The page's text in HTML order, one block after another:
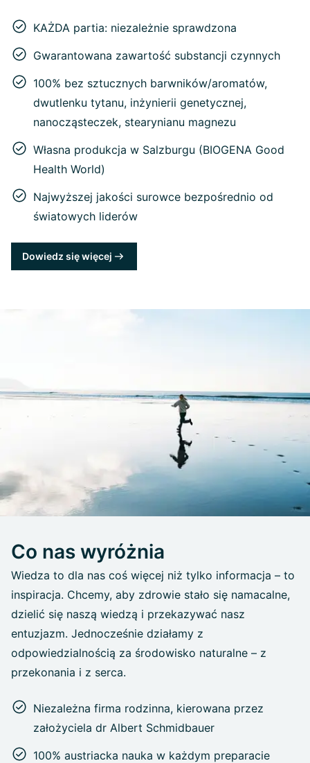
KAŻDA partia: niezależnie sprawdzona
Gwarantowana zawartość substancji czynnych
100% bez sztucznych barwników/aromatów,
dwutlenku tytanu, inżynierii genetycznej,
nanocząsteczek, stearynianu magnezu
Własna produkcja w Salzburgu (BIOGENA Good
Health World)
Najwyższej jakości surowce bezpośrednio od
światowych liderów
Dowiedz się więcej
Co nas wyróżnia
Wiedza to dla nas coś więcej niż tylko informacja – to
inspiracja. Chcemy, aby zdrowie stało się namacalne,
dzielić się naszą wiedzą i przekazywać nasz
entuzjazm. Jednocześnie działamy z
odpowiedzialnością za środowisko naturalne – z
przekonania i z serca.
Niezależna firma rodzinna, kierowana przez
założyciela dr Albert Schmidbauer
100% austriacka nauka w każdym preparacie